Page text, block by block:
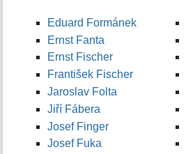
Eduard Formánek
Ernst Fanta
Ernst Fischer
František Fischer
Jaroslav Folta
Jiří Fábera
Josef Finger
Josef Fuka